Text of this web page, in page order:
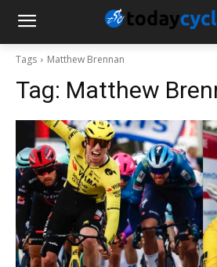
Tags Matthew Brennan
Tag: Matthew